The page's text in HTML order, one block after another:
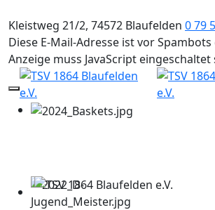
Kleistweg 21/2, 74572 Blaufelden 0 79
Diese E-Mail-Adresse ist vor
Anzeige muss JavaScript eingeschaltet
Mobile Menu Toggle